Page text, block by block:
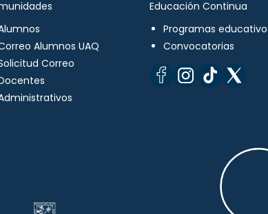
Alumnos UAQ
Correo
Educación Continua
Programas
Convocatorias